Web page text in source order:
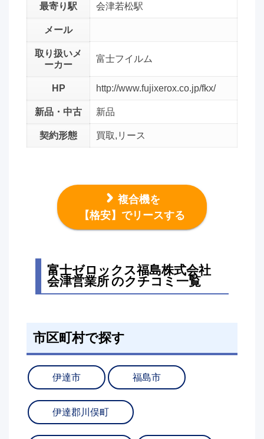
最寄り駅 会津若松駅
メール
取り扱いメ
ーカー
富士フイルム
HP http://www.fujixerox.co.jp/fkx/
新品・中古 新品
契約形態 買取,リース
複合機を
【格安】でリースする
富士ゼロックス福島株式会社
会津営業所 のクチコミ一覧
市区町村で探す
伊達市 福島市
伊達郡川俣町